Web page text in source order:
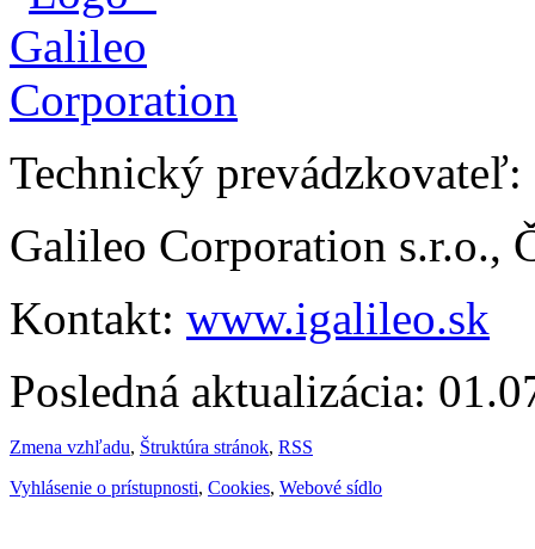
Technický prevádzkovateľ:
Galileo Corporation s.r.o.,
Kontakt: www.igalileo.sk
Posledná aktualizácia:
Zmena vzhľadu, Štruktúra stránok, RSS
Vyhlásenie o prístupnosti, Cookies, Webové sídlo